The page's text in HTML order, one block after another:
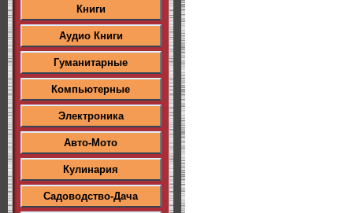
Книги
Аудио Книги
Гуманитарные
Компьютерные
Электроника
Авто-Мото
Кулинария
Садоводство-Дача